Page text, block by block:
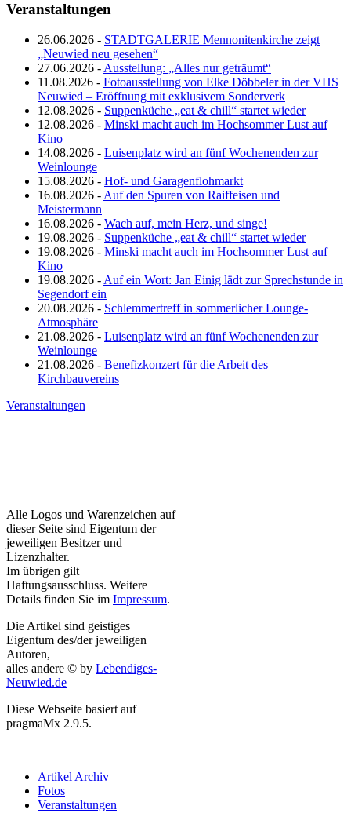
Veranstaltungen
26.06.2026 - STADTGALERIE Mennonitenkirche zeigt
„Neuwied neu gesehen“
27.06.2026 - Ausstellung: „Alles nur geträumt“
11.08.2026 - Fotoausstellung von Elke Döbbeler in der VHS
Neuwied – Eröffnung mit exklusivem Sonderverk
12.08.2026 - Suppenküche „eat & chill“ startet wieder
12.08.2026 - Minski macht auch im Hochsommer Lust auf
Kino
14.08.2026 - Luisenplatz wird an fünf Wochenenden zur
Weinlounge
15.08.2026 - Hof- und Garagenflohmarkt
16.08.2026 - Auf den Spuren von Raiffeisen und
Meistermann
16.08.2026 - Wach auf, mein Herz, und singe!
19.08.2026 - Suppenküche „eat & chill“ startet wieder
19.08.2026 - Minski macht auch im Hochsommer Lust auf
Kino
19.08.2026 - Auf ein Wort: Jan Einig lädt zur Sprechstunde in
Segendorf ein
20.08.2026 - Schlemmertreff in sommerlicher Lounge-
Atmosphäre
21.08.2026 - Luisenplatz wird an fünf Wochenenden zur
Weinlounge
21.08.2026 - Benefizkonzert für die Arbeit des
Kirchbauvereins
Veranstaltungen
Alle Logos und Warenzeichen auf
dieser Seite sind Eigentum der
jeweiligen Besitzer und
Lizenzhalter.
Im übrigen gilt
Haftungsausschluss. Weitere
Details finden Sie im Impressum.
Die Artikel sind geistiges
Eigentum des/der jeweiligen
Autoren,
alles andere © by Lebendiges-
Neuwied.de
Diese Webseite basiert auf
pragmaMx 2.9.5.
Artikel Archiv
Fotos
Veranstaltungen